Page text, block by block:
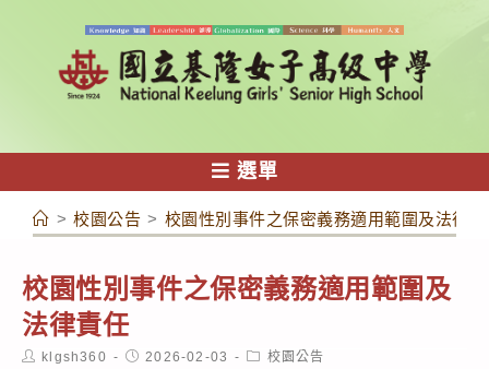
容
選單
> 校園公告 > 校園性別事件之保密義務適用範圍及法律責
校園性別事件之保密義務適用範圍及
法律責任
Postklgsh360
Post2026-02-03
Post校園公告